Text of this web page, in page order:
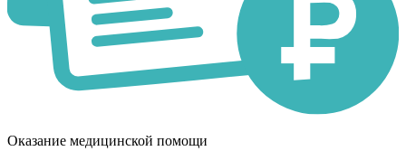
Оказание медицинской помощи